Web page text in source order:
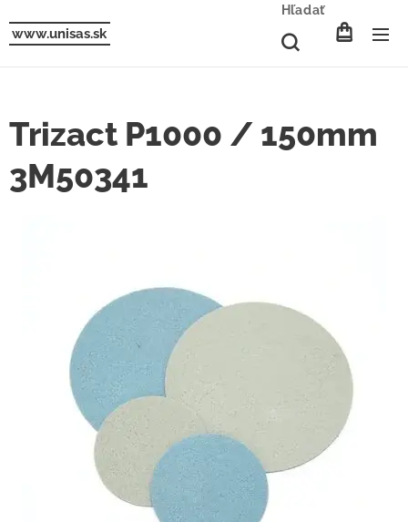
www.unisas.sk
Hľadať
Trizact P1000 / 150mm
3M50341